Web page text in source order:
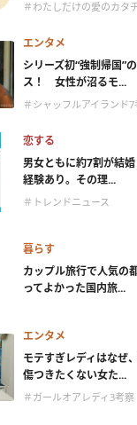
＃わたしだけの愛のカタ
エンタメ
シリーズ初“強制帰国”
ス！ 女性が沼るモ...
＃シャッフルアイランド7
恋する
男女ともに約7割が結
経験あり。その理...
＃トレンドニュース
暮らす
カップル旅行で人気
ってよかった国内旅...
エンタメ
モテすぎレディはなぜ
傷つきたくない女た...
＃ガールオアレディ3考察